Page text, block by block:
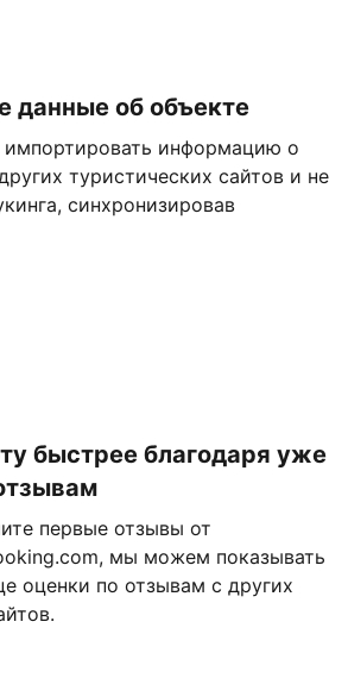
данные об объекте
информацию о
туристических сайтов и не
синхронизировав
быстрее благодаря уже
первые отзывы от
мы можем показывать
оценки по отзывам с других